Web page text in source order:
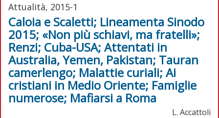
Attualità, 2015-1
Caloia e Scaletti; Lineamenta Sinodo
2015; «Non più schiavi, ma fratelli»;
Renzi; Cuba-USA; Attentati in
Australia, Yemen, Pakistan; Tauran
camerlengo; Malattie curiali; Ai
cristiani in Medio Oriente; Famiglie
numerose; Mafiarsi a Roma
L. Accattoli